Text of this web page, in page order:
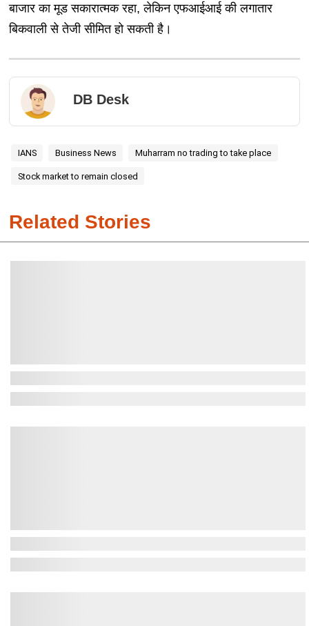
बाजार का मूड सकारात्मक रहा, लेकिन एफआईआई की लगातार
बिकवाली से तेजी सीमित हो सकती है।
DB Desk
IANS Business News Muharram no trading to take place
Stock market to remain closed
Related Stories